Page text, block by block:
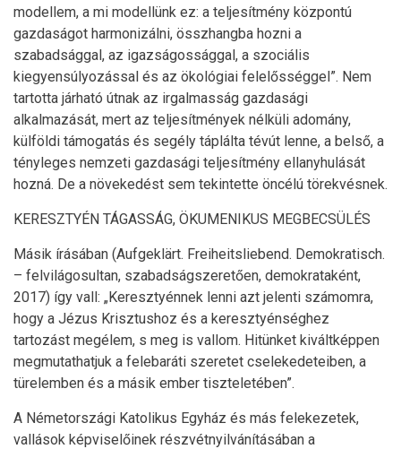
modellem, a mi modellünk ez: a teljesítmény központú
gazdaságot harmonizálni, összhangba hozni a
szabadsággal, az igazságossággal, a szociális
kiegyensúlyozással és az ökológiai felelősséggel”. Nem
tartotta járható útnak az irgalmasság gazdasági
alkalmazását, mert az teljesítmények nélküli adomány,
külföldi támogatás és segély táplálta tévút lenne, a belső, a
tényleges nemzeti gazdasági teljesítmény ellanyhulását
hozná. De a növekedést sem tekintette öncélú törekvésnek.
KERESZTYÉN TÁGASSÁG, ÖKUMENIKUS MEGBECSÜLÉS
Másik írásában (Aufgeklärt. Freiheitsliebend. Demokratisch.
– felvilágosultan, szabadságszeretően, demokrataként,
2017) így vall: „Keresztyénnek lenni azt jelenti számomra,
hogy a Jézus Krisztushoz és a keresztyénséghez
tartozást megélem, s meg is vallom. Hitünket kiváltképpen
megmutathatjuk a felebaráti szeretet cselekedeteiben, a
türelemben és a másik ember tiszteletében”.
A Németországi Katolikus Egyház és más felekezetek,
vallások képviselőinek részvétnyilvánításában a